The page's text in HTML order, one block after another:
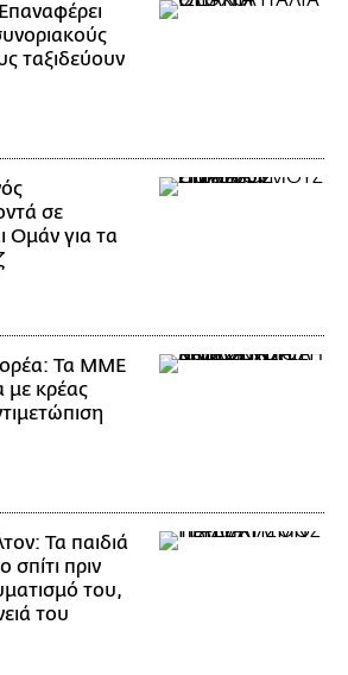
ταξιδεύουν
σε
Ομάν για τα
Τα ΜΜΕ
με κρέας
Τα παιδιά
πριν
του,
του